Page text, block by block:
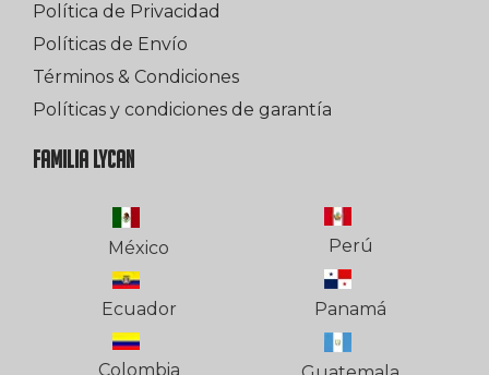
Política de Privacidad
Políticas de Envío
Términos & Condiciones
Políticas y condiciones de garantía
FAMILIA LYCAN
México
Ecuador
Colombia
Perú
Panamá